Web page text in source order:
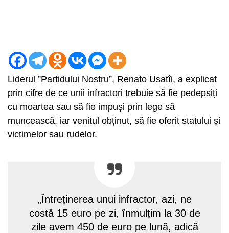
Liderul ”Partidului Nostru”, Renato Usatîi, a explicat
prin cifre de ce unii infractori trebuie să fie pedepsiți
cu moartea sau să fie impuși prin lege să
muncească, iar venitul obținut, să fie oferit statului și
victimelor sau rudelor.
„Întreținerea unui infractor, azi, ne
costă 15 euro pe zi, înmulțim la 30 de
zile avem 450 de euro pe lună, adică